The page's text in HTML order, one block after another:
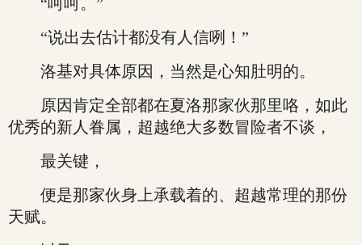
“说出去估计都没有人信咧！”
洛基对具体原因，当然是心知肚明的。
原因肯定全部都在夏洛那家伙那里咯，如此
优秀的新人眷属，超越绝大多数冒险者不谈，
最关键，
便是那家伙身上承载着的、超越常理的那份
天赋。